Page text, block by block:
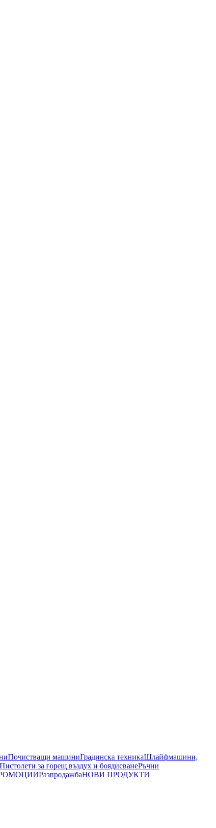
Почистващи машиниГрадинска техникаШлайфмашини,
Пистолети за горещ въздух и боядисванеРъчни
РазпродажбаНОВИ ПРОДУКТИ